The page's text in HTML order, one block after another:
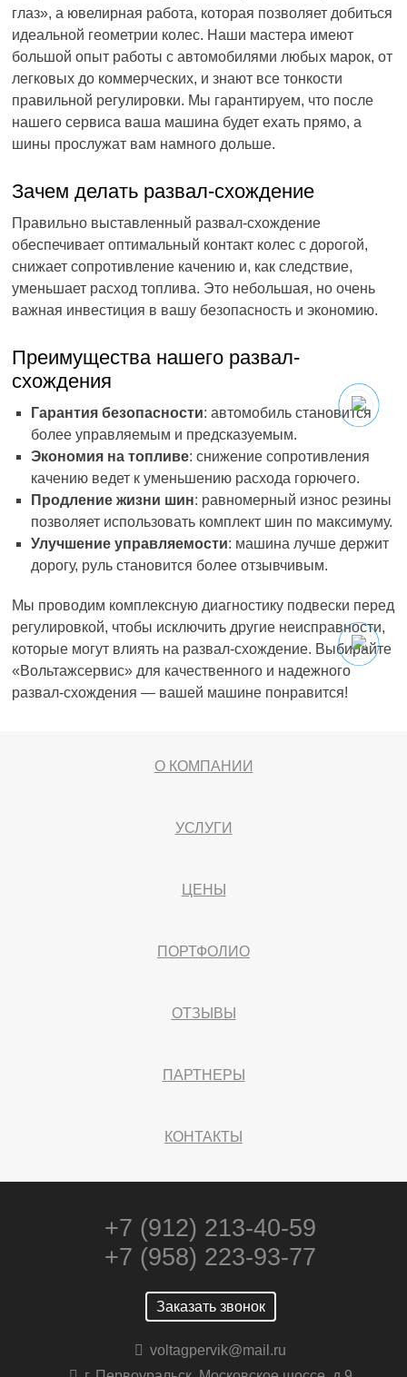
глаз», а ювелирная работа, которая позволяет добиться
идеальной геометрии колес. Наши мастера имеют
большой опыт работы с автомобилями любых марок, от
легковых до коммерческих, и знают все тонкости
правильной регулировки. Мы гарантируем, что после
нашего сервиса ваша машина будет ехать прямо, а
шины прослужат вам намного дольше.
Зачем делать развал-схождение
Правильно выставленный развал-схождение
обеспечивает оптимальный контакт колес с дорогой,
снижает сопротивление качению и, как следствие,
уменьшает расход топлива. Это небольшая, но очень
важная инвестиция в вашу безопасность и экономию.
Преимущества нашего развал-
схождения
Гарантия безопасности: автомобиль становится
более управляемым и предсказуемым.
Экономия на топливе: снижение сопротивления
качению ведет к уменьшению расхода горючего.
Продление жизни шин: равномерный износ резины
позволяет использовать комплект шин по максимуму.
Улучшение управляемости: машина лучше держит
дорогу, руль становится более отзывчивым.
Мы проводим комплексную диагностику подвески перед
регулировкой, чтобы исключить другие неисправности,
которые могут влиять на развал-схождение. Выбирайте
«Вольтажсервис» для качественного и надежного
развал-схождения — вашей машине понравится!
О КОМПАНИИ
УСЛУГИ
ЦЕНЫ
ПОРТФОЛИО
ОТЗЫВЫ
ПАРТНЕРЫ
КОНТАКТЫ
+7 (912) 213-40-59
+7 (958) 223-93-77
Заказать звонок
voltagpervik@mail.ru